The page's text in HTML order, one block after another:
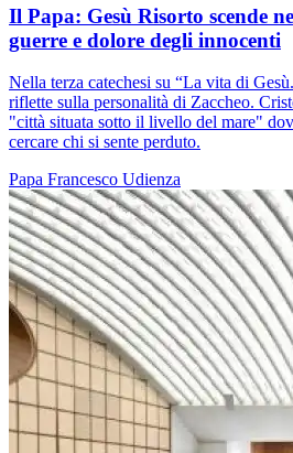
Il Papa: Gesù Risorto scende
guerre e dolore degli innocenti
Nella terza catechesi su “La vita di
riflette sulla personalità di Zaccheo.
"città situata sotto il livello del mare"
cercare chi si sente perduto.
Papa Francesco Udienza